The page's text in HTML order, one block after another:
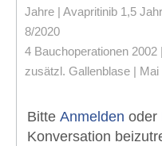
Jahre | Avapritinib 1,5
8/2020
4 Bauchoperationen 2002
zusätzl. Gallenblase |
Bitte Anmelden oder
Konversation